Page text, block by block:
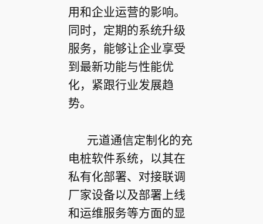
用和企业运营的影响。
同时，定期的系统升级
服务，能够让企业享受
到最新功能与性能优
化，紧跟行业发展趋
势。
元道通信定制化的充
电桩软件系统，以其在
私有化部署、对接联调
厂家设备以及部署上线
和运维服务等方面的显